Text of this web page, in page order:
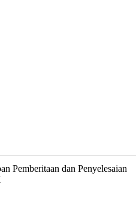
Pemberitaan dan Penyelesaian